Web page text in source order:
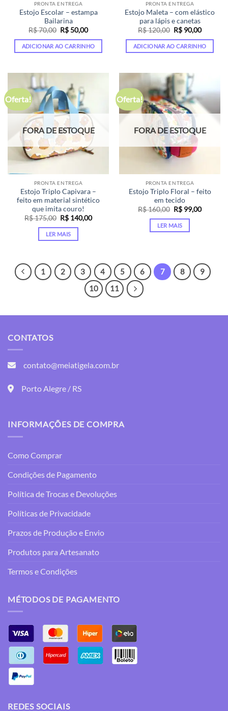
PRONTA ENTREGA
Estojo Escolar – estampa
Bailarina
R$70,00 O
preço
original
era:
R$50,00O
atual
é:
ADICIONAR AO CARRINHO
PRONTA ENTREGA
Estojo Maleta – com elástico
para lápis e canetas
R$120,00 O
preço
original
era:
R$ 90,00O
atual
é:
ADICIONAR AO CARRINHO
Oferta!
FORA DE ESTOQUE
PRONTA ENTREGA
Estojo Triplo Capivara –
feito em material sintético
que imita couro!
R$175,00 O
preço
original
era:
R$ 140,00O
LER MAIS
Oferta!
FORA DE ESTOQUE
PRONTA ENTREGA
Estojo Triplo Floral – feito
em tecido
R$160,00 O
preço
original
era:
R$ 99,00O
LER MAIS
1 2 3 4 5 6 7 8
9
10
11
CONTATOS
contato@meiatigela.com.br
Porto Alegre / RS
INFORMAÇÕES DE COMPRA
Como Comprar
Condições de Pagamento
Política de Trocas e Devoluções
Políticas de Privacidade
Prazos de Produção e Envio
Produtos para Artesanato
Termos e Condições
MÉTODOS DE PAGAMENTO
REDES SOCIAIS